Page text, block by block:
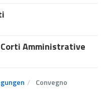
Amministrative
Convegno